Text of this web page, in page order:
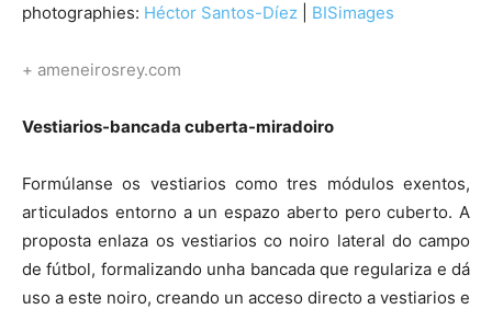
photographies: Héctor Santos-Díez BISimages
+ ameneirosrey.com
Vestiarios-bancada cuberta-miradoiro
Formúlanse os vestiarios como tres módulos exentos,
articulados entorno a un espazo aberto pero cuberto. A
proposta enlaza os vestiarios co noiro lateral do campo
de fútbol, formalizando unha bancada que regulariza e dá
uso a este noiro, creando un acceso directo a vestiarios e